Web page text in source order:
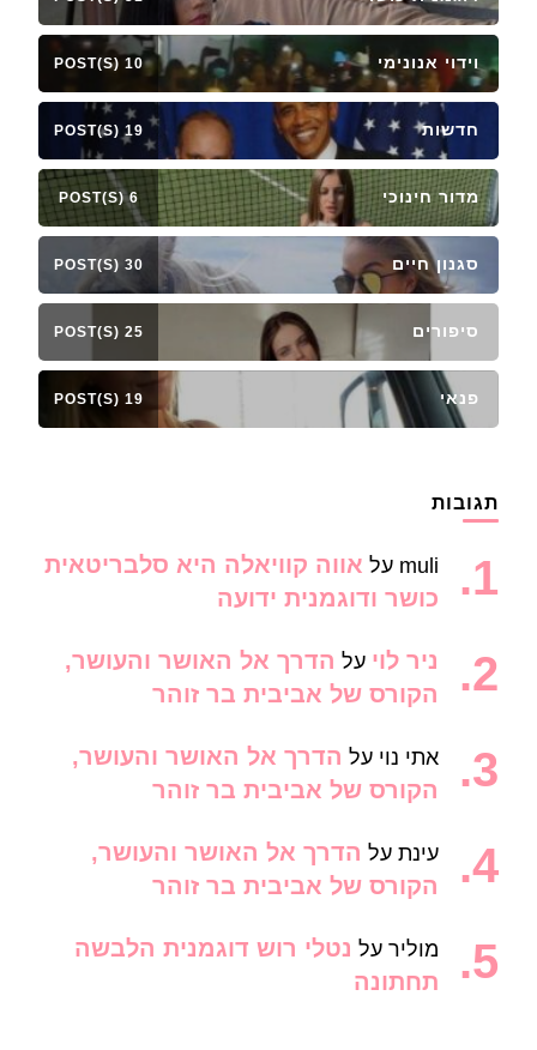
וידוי אנונימי 10 POST(S)
חדשות 19 POST(S)
מדור חינוכי 6 POST(S)
סגנון חיים 30 POST(S)
סיפורים 25 POST(S)
פנאי 19 POST(S)
תגובות
muli על אווה קוויאלה היא סלבריטאית
כושר ודוגמנית ידועה
ניר לוי על הדרך אל האושר והעושר,
הקורס של אביבית בר זוהר
אתי נוי על הדרך אל האושר והעושר,
הקורס של אביבית בר זוהר
עינת על הדרך אל האושר והעושר,
הקורס של אביבית בר זוהר
מוליר על נטלי רוש דוגמנית הלבשה
תחתונה